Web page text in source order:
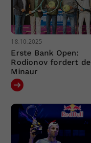
18.10.2025
Erste Bank Open:
Rodionov fordert de
Minaur